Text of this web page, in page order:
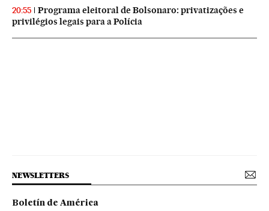
20:55
Programa eleitoral de Bolsonaro: privatizações e
privilégios legais para a Polícia
NEWSLETTERS
Boletín de América